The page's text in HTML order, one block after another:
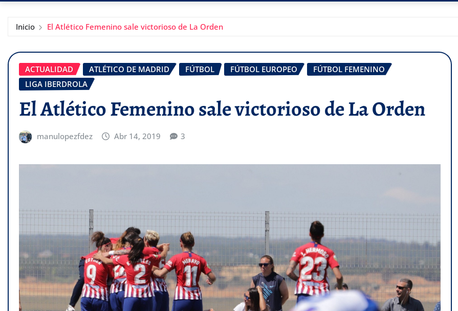
Inicio El Atlético Femenino sale victorioso de La Orden
ACTUALIDAD ATLÉTICO DE MADRID FÚTBOL FÚTBOL EUROPEO
FÚTBOL FEMENINO
LIGA IBERDROLA
El Atlético Femenino sale victorioso de La Orden
manulopezfdez Abr 14, 2019 3